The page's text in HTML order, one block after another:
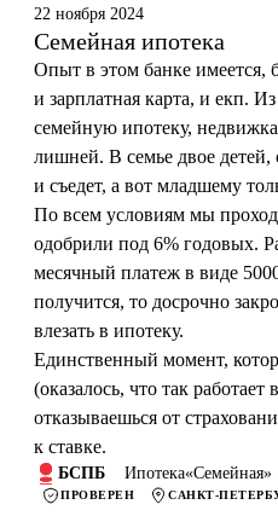
22 ноября 2024
Семейная ипотека
Опыт в этом банке имеется,
и зарплатная карта, и екп.
семейную ипотеку,
лишней. В семье двое детей,
и съедет, а вот младшему
По всем условиям мы
одобрили под 6% годовых.
месячный платеж в виде
получится, то досрочно
влезать в ипотеку.
Единственный момент,
(оказалось, что так
отказываешься от
к ставке.
БСПБ Ипотека«Семейная»
ПРОВЕРЕН САНКТ-